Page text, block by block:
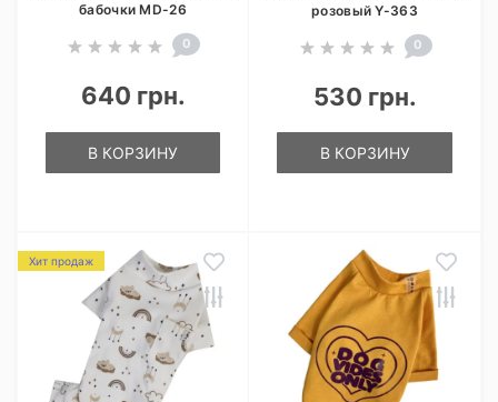
бабочки MD-26
0
640 грн.
В КОРЗИНУ
розовый Y-363
0
530 грн.
В КОРЗИНУ
Хит продаж